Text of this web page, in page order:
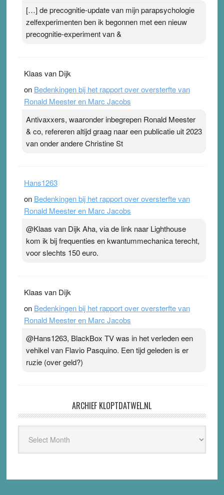
[…] de precognitie-update van mijn parapsychologie
zelfexperimenten ben ik begonnen met een nieuw
precognitie-experiment van &
Klaas van Dijk
on Bedenkingen bij het rapport over oversterfte van
Ronald Meester en Marc Jacobs
Antivaxxers, waaronder inbegrepen Ronald Meester
& co, refereren altijd graag naar een publicatie uit 2023
van onder andere Christine St
Hans1263
on Bedenkingen bij het rapport over oversterfte van
Ronald Meester en Marc Jacobs
@Klaas van Dijk Aha, via de link naar Lighthouse
kom ik bij frequenties en kwantummechanica terecht,
voor slechts 150 euro.
Klaas van Dijk
on Bedenkingen bij het rapport over oversterfte van
Ronald Meester en Marc Jacobs
@Hans1263, BlackBox TV was in het verleden een
vehikel van Flavio Pasquino. Een tijd geleden is er
ruzie (over geld?)
ARCHIEF KLOPTDATWEL.NL
Kloptdatwel.nl